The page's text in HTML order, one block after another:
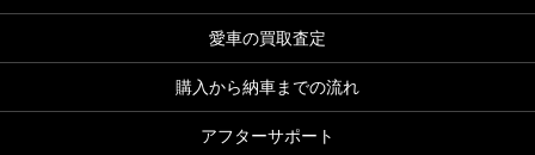
愛車の買取査定
購入から納車までの流れ
アフターサポート